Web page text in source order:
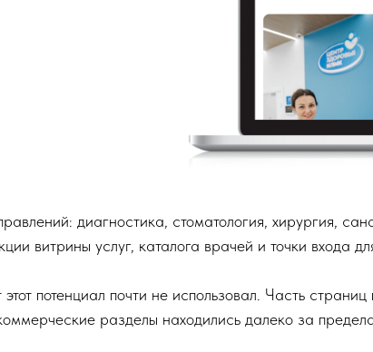
диагностика, стоматология, хирургия,
витрины услуг, каталога врачей и точки входа
потенциал почти не использовал. Часть
разделы находились далеко за